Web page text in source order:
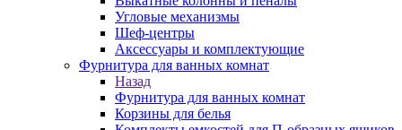
Угловые механизмы
Шеф-центры
Аксессуары и комплектующие
Фурнитура для ванных комнат
Назад
Фурнитура для ванных комнат
Корзины для белья